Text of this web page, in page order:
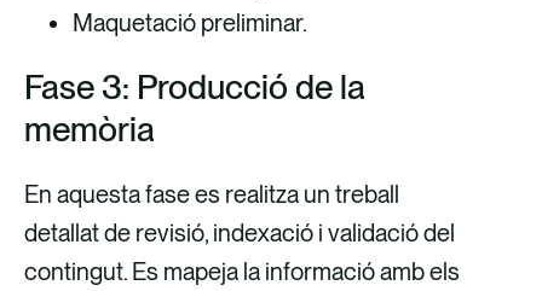
Maquetació preliminar.
Fase 3: Producció de la
memòria
En aquesta fase es realitza un treball
detallat de revisió, indexació i validació del
contingut. Es mapeja la informació amb els